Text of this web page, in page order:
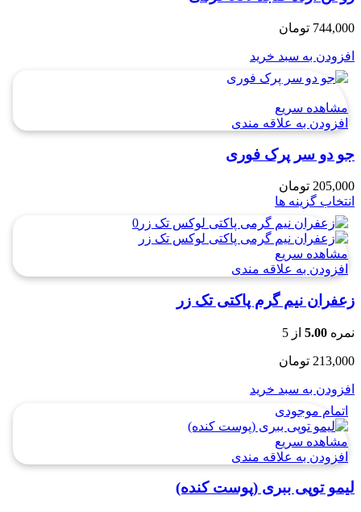
744,000 تومان
افزودن به سبد خرید
مشاهده سریع
افزودن به علاقه مندی
جو دو سر پرک فوری
205,000 تومان
انتخاب گزینه ها
مشاهده سریع
افزودن به علاقه مندی
زعفران نیم گرم پاکتی تک زر
نمره 5.00 از 5
213,000 تومان
افزودن به سبد خرید
اتمام موجودی
مشاهده سریع
افزودن به علاقه مندی
لیمو توپی ببری (پوست کنده)